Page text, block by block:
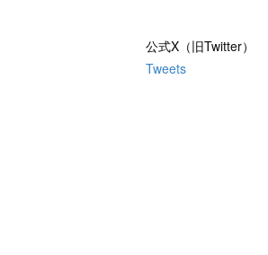
公式X（旧Twitter）
Tweets